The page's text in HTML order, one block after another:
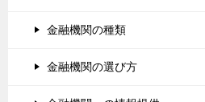
金融機関の種類
金融機関の選び方